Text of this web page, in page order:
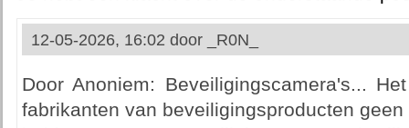
12-05-2026, 16:02 door _R0N_
Door Anoniem: Beveiligingscamera's...
fabrikanten van beveiligingsproducten